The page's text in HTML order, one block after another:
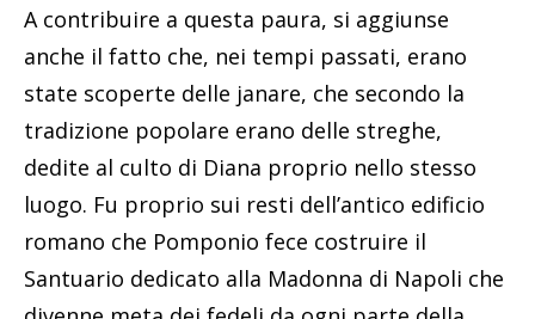
A contribuire a questa paura, si aggiunse
anche il fatto che, nei tempi passati, erano
state scoperte delle janare, che secondo la
tradizione popolare erano delle streghe,
dedite al culto di Diana proprio nello stesso
luogo. Fu proprio sui resti dell’antico edificio
romano che Pomponio fece costruire il
Santuario dedicato alla Madonna di Napoli che